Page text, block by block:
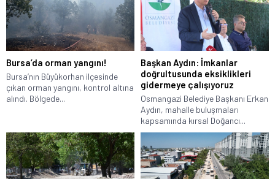
Bursa’da orman yangını!
Bursa’nın Büyükorhan ilçesinde
çıkan orman yangını, kontrol altına
alındı. Bölgede...
Başkan Aydın: İmkanlar
doğrultusunda eksiklikleri
gidermeye çalışıyoruz
Osmangazi Belediye Başkanı Erkan
Aydın, mahalle buluşmaları
kapsamında kırsal Doğancı...